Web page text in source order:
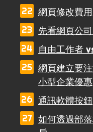
網頁修改費用
先看網頁公
自由工作者
網頁建立要
小型企業優惠
通訊軟體按鈕
如何透過部